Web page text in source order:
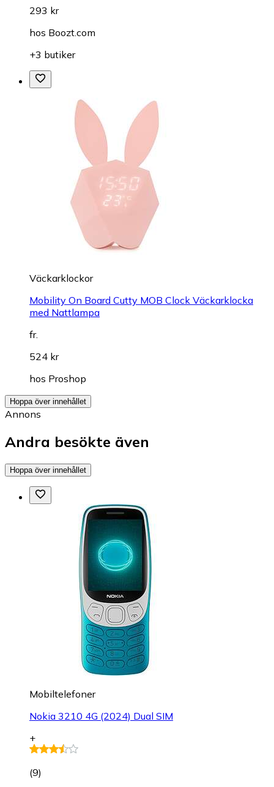
293 kr
hos Boozt.com
+3 butiker
Väckarklockor
Mobility On Board Cutty MOB Clock Väckarklocka
med Nattlampa
fr.
524 kr
hos Proshop
Hoppa över innehållet
Annons
Andra besökte även
Hoppa över innehållet
Mobiltelefoner
Nokia 3210 4G (2024) Dual SIM
+
(9)